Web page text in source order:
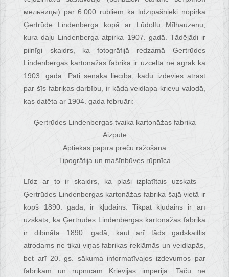
мельницы) par 6.000 rubļiem kā līdzīpašnieki nopirka
Ģertrūde Lindenberga kopā ar Lūdolfu Mīlhauzenu,
kura daļu Lindenberga atpirka 1907. gadā. Tādējādi ir
pilnīgi skaidrs, ka fotogrāfijā redzamā Gertrūdes
Lindenbergas kartonāžas fabrika ir uzcelta ne agrāk kā
1903. gadā. Pati senākā liecība, kādu izdevies atrast
par šīs fabrikas darbību, ir kāda veidlapa krievu valodā,
kas datēta ar 1904. gada februāri:
Ģertrūdes Lindenbergas tvaika kartonāžas fabrika
Aizputē
Aptiekas papīra preču ražošana
Tipogrāfija un mašīnbūves rūpnīca
Līdz ar to ir skaidrs, ka plaši izplatītais uzskats –
Ģertrūdes Lindenbergas kartonāžas fabrika šajā vietā ir
kopš 1890. gada, ir kļūdains. Tikpat kļūdains ir arī
uzskats, ka Ģertrūdes Lindenbergas kartonāžas fabrika
ir dibināta 1890. gadā, kaut arī tāds gadskaitlis
atrodams ne tikai viņas fabrikas reklāmās un veidlapās,
bet arī 20. gs. sākuma informatīvajos izdevumos par
fabrikām un rūpnīcām Krievijas impērijā. Taču ne